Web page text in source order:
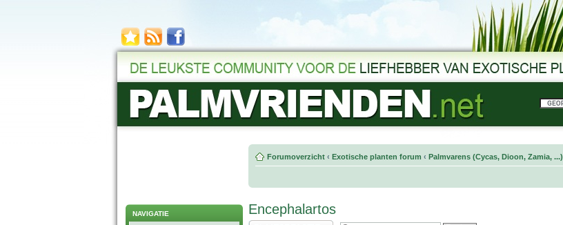
NAVIGATIE
Forumoverzicht ‹ Exotische planten forum ‹ Palmvarens (Cycas, Dioon, Zamia, ...)
Encephalartos